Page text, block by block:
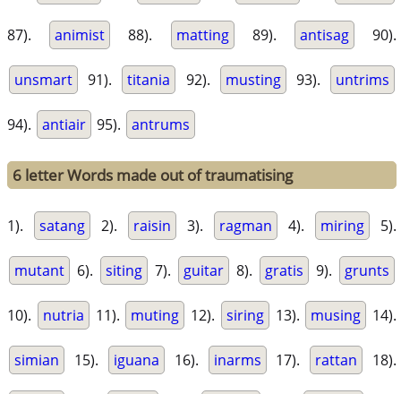
87). animist 88). matting 89). antisag 90).
unsmart 91). titania 92). musting 93). untrims
94). antiair 95). antrums
6 letter Words made out of traumatising
1). satang 2). raisin 3). ragman 4). miring 5).
mutant 6). siting 7). guitar 8). gratis 9). grunts
10). nutria 11). muting 12). siring 13). musing 14).
simian 15). iguana 16). inarms 17). rattan 18).